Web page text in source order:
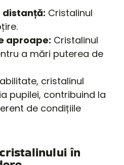
distanță: Cristalinul
aproape: Cristalinul
a mări puterea de
cristalinul
pupilei, contribuind la
de condițiile
în